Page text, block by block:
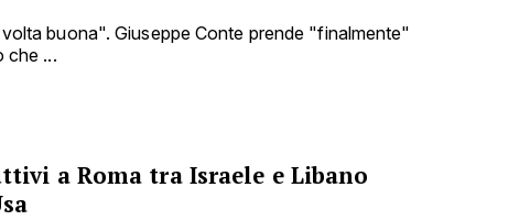
buona". Giuseppe Conte prende "finalmente"
che ...
a Roma tra Israele e Libano